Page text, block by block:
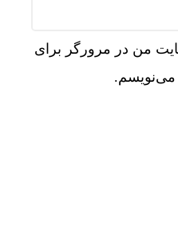
من در مرورگر برای
می‌نویسم.